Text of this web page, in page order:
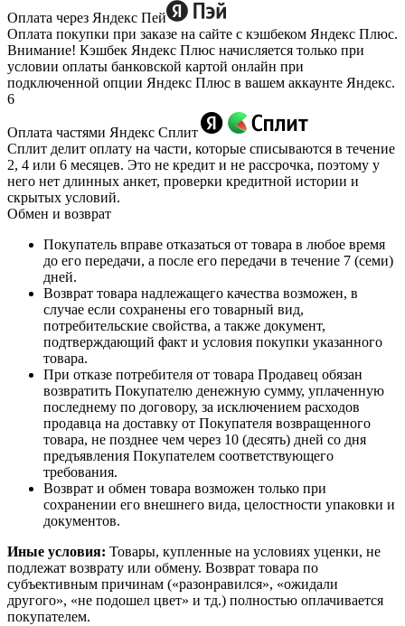
Оплата через Яндекс Пей
Оплата покупки при заказе на сайте с кэшбеком Яндекс Плюс.
Внимание! Кэшбек Яндекс Плюс начисляется только при
условии оплаты банковской картой онлайн при
подключенной опции Яндекс Плюс в вашем аккаунте Яндекс.
6
Оплата частями Яндекс Сплит
Сплит делит оплату на части, которые списываются в течение
2, 4 или 6 месяцев. Это не кредит и не рассрочка, поэтому у
него нет длинных анкет, проверки кредитной истории и
скрытых условий.
Обмен и возврат
Покупатель вправе отказаться от товара в любое время
до его передачи, а после его передачи в течение 7 (семи)
дней.
Возврат товара надлежащего качества возможен, в
случае если сохранены его товарный вид,
потребительские свойства, а также документ,
подтверждающий факт и условия покупки указанного
товара.
При отказе потребителя от товара Продавец обязан
возвратить Покупателю денежную сумму, уплаченную
последнему по договору, за исключением расходов
продавца на доставку от Покупателя возвращенного
товара, не позднее чем через 10 (десять) дней со дня
предъявления Покупателем соответствующего
требования.
Возврат и обмен товара возможен только при
сохранении его внешнего вида, целостности упаковки и
документов.
Иные условия: Товары, купленные на условиях уценки, не
подлежат возврату или обмену. Возврат товара по
субъективным причинам («разонравился», «ожидали
другого», «не подошел цвет» и тд.) полностью оплачивается
покупателем.